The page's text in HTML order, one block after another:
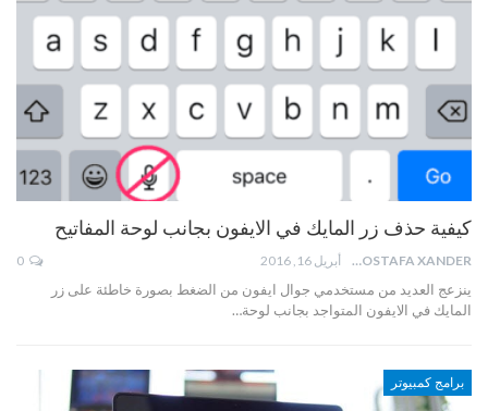
كيفية حذف زر المايك في الايفون بجانب لوحة المفاتيح
MOSTAFA XANDER أبريل 16, 2016
ينزعج العديد من مستخدمي جوال ايفون من الضغط بصورة خاطئة على زر
المايك في الايفون المتواجد بجانب لوحة…
برامج كمبيوتر